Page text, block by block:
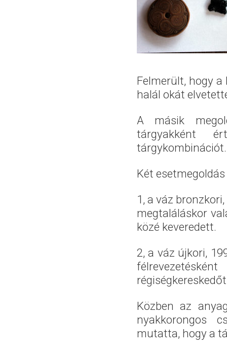
Felmerült, hogy
halál okát
A másik
tárgyakként
tárgykombinációt.
Két
1, a váz
megtaláláskor
közé keveredett.
2, a váz újkori,
Közben az
nyakkorongos
mutatta, hogy a